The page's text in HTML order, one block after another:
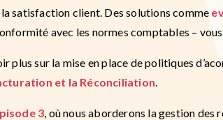
satisfaction client. Des solutions comme
avec les normes comptables –
plus sur la mise en place de politiques
et la Réconciliation.
3, où nous aborderons la gestion